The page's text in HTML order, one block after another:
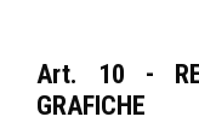
Art. 10 -
GRAFICHE